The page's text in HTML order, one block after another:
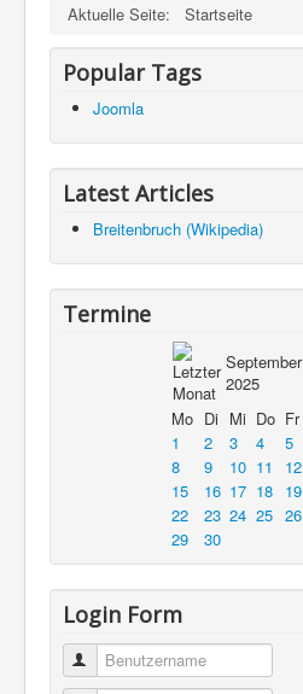
Aktuelle Seite:
Startseite
Popular Tags
Joomla
Latest Articles
Breitenbruch (Wikipedia)
Termine
September
2025
Mo Di Mi Do Fr
1
2 3 4 5
8
9 10 11 12
15
16 17 18 19
22
23 24 25 26
29
30
Login Form
Benutzername